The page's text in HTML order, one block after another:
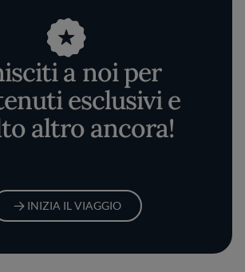
a noi per
esclusivi e
altro ancora!
INIZIA IL VIAGGIO